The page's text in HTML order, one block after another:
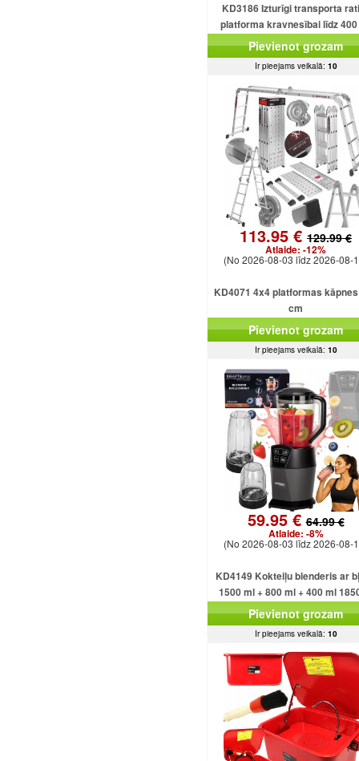
KD3186 Izturīgi transporta
platforma kravnesībai līdz
Pievienot grozam
Ir pieejams veikalā: 10
113.95 € 129.99 €
Atlaide: -12%
(No 2026-08-03 līdz 2026-08-
KD4071 4x4 platformas
cm
Pievienot grozam
Ir pieejams veikalā: 10
59.95 €64.99 €
Atlaide: -8%
(No 2026-08-03 līdz 2026-08-
KD4149 Kokteiļu blenderis ar
1500 ml + 800 ml + 400 ml
Pievienot grozam
Ir pieejams veikalā: 10